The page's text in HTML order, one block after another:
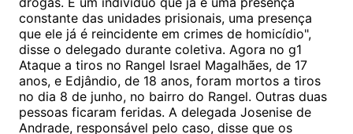
constante das unidades prisionais, uma presença
que ele já é reincidente em crimes de homicídio",
disse o delegado durante coletiva. Agora no g1
Ataque a tiros no Rangel Israel Magalhães, de 17
anos, e Edjândio, de 18 anos, foram mortos a tiros
no dia 8 de junho, no bairro do Rangel. Outras duas
pessoas ficaram feridas. A delegada Josenise de
Andrade, responsável pelo caso, disse que os